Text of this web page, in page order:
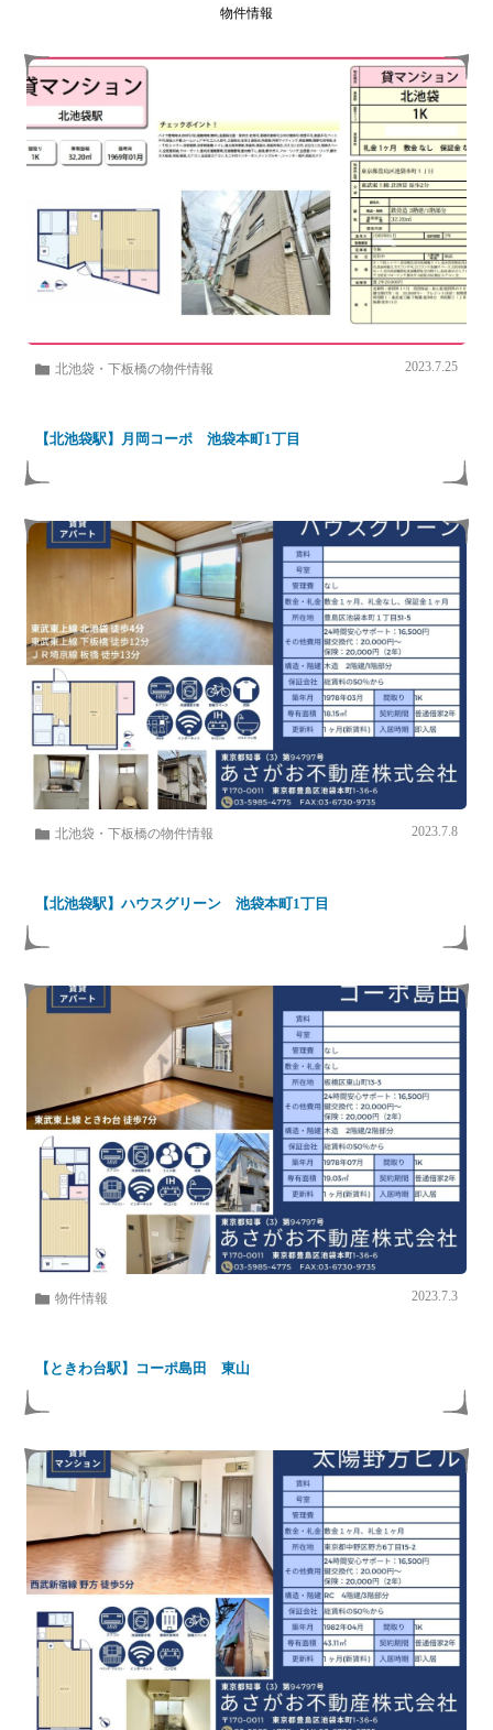
物件情報
北池袋・下板橋の物件情報 2023.7.25
【北池袋駅】月岡コーポ 池袋本町1丁目
北池袋・下板橋の物件情報 2023.7.8
【北池袋駅】ハウスグリーン 池袋本町1丁目
物件情報 2023.7.3
【ときわ台駅】コーポ島田 東山